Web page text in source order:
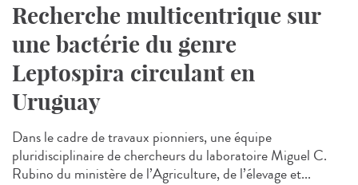
Recherche multicentrique sur
une bactérie du genre
Leptospira circulant en
Uruguay
Dans le cadre de travaux pionniers, une équipe
pluridisciplinaire de chercheurs du laboratoire Miguel C.
Rubino du ministère de l’Agriculture, de l’élevage et...